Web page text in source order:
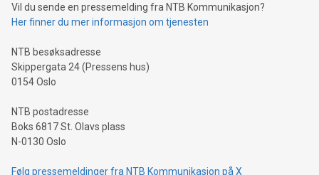
Vil du sende en pressemelding fra NTB Kommunikasjon?
Her finner du mer informasjon om tjenesten
NTB besøksadresse
Skippergata 24 (Pressens hus)
0154 Oslo
NTB postadresse
Boks 6817 St. Olavs plass
N-0130 Oslo
Følg pressemeldinger fra NTB Kommunikasjon på X